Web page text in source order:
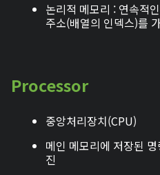
논리적 메모리 : 연속적
주소(배열의 인덱스)를
Processor
중앙처리장치(CPU)
메인 메모리에 저장된
진